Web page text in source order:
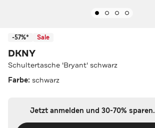
-57%* Sale
DKNY
Schultertasche 'Bryant' schwarz
Farbe: schwarz
Jetzt anmelden und 30-70% sparen.